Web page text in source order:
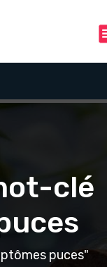
clé
puces"